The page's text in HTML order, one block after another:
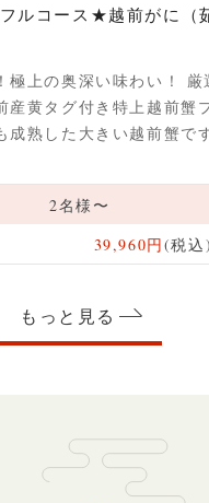
ルコース★越前がに（
極上の奥深い味わい！ 厳
産黄タグ付き特上越前蟹
成熟した大きい越前蟹で
2名様〜
39,960円(税込
もっと見る